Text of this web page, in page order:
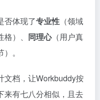
否体现了专业性 （领域
格）、 同理心（用户真
。
文档，让Workbuddy按
来有七八分相似，且去